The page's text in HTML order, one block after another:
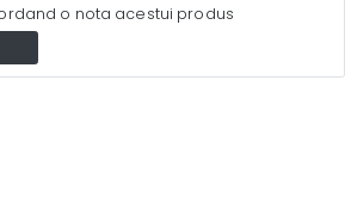
o nota acestui produs